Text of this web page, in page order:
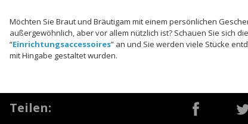
Möchten Sie Braut und Bräutigam mit einem persönlichen
außergewöhnlich, aber vor allem nützlich ist? Schauen Sie sich
“Einrichtungsaccessoires” an und Sie werden viele Stücke
mit Hingabe gestaltet wurden.
Teilen: